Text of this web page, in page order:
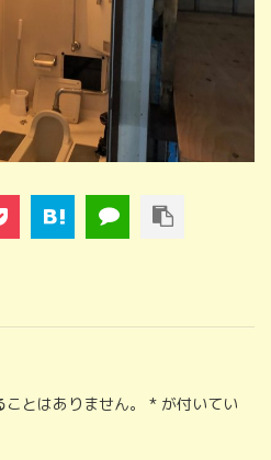
とはありません。 * が付いてい